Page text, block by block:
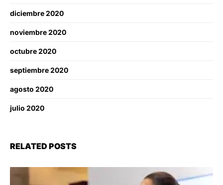
diciembre 2020
noviembre 2020
octubre 2020
septiembre 2020
agosto 2020
julio 2020
RELATED POSTS